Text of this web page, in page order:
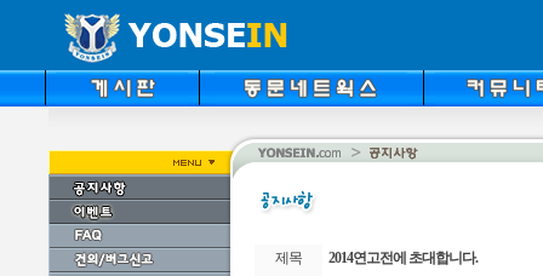
제목
2014연고전에 초대합니다.